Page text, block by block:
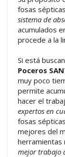
fosas
sistema de
acumulados
procede a la
Si está
Poceros
muy poco
permite
hacer el
expertos en
fosas
mejores del
herramientas
mejor trabajo